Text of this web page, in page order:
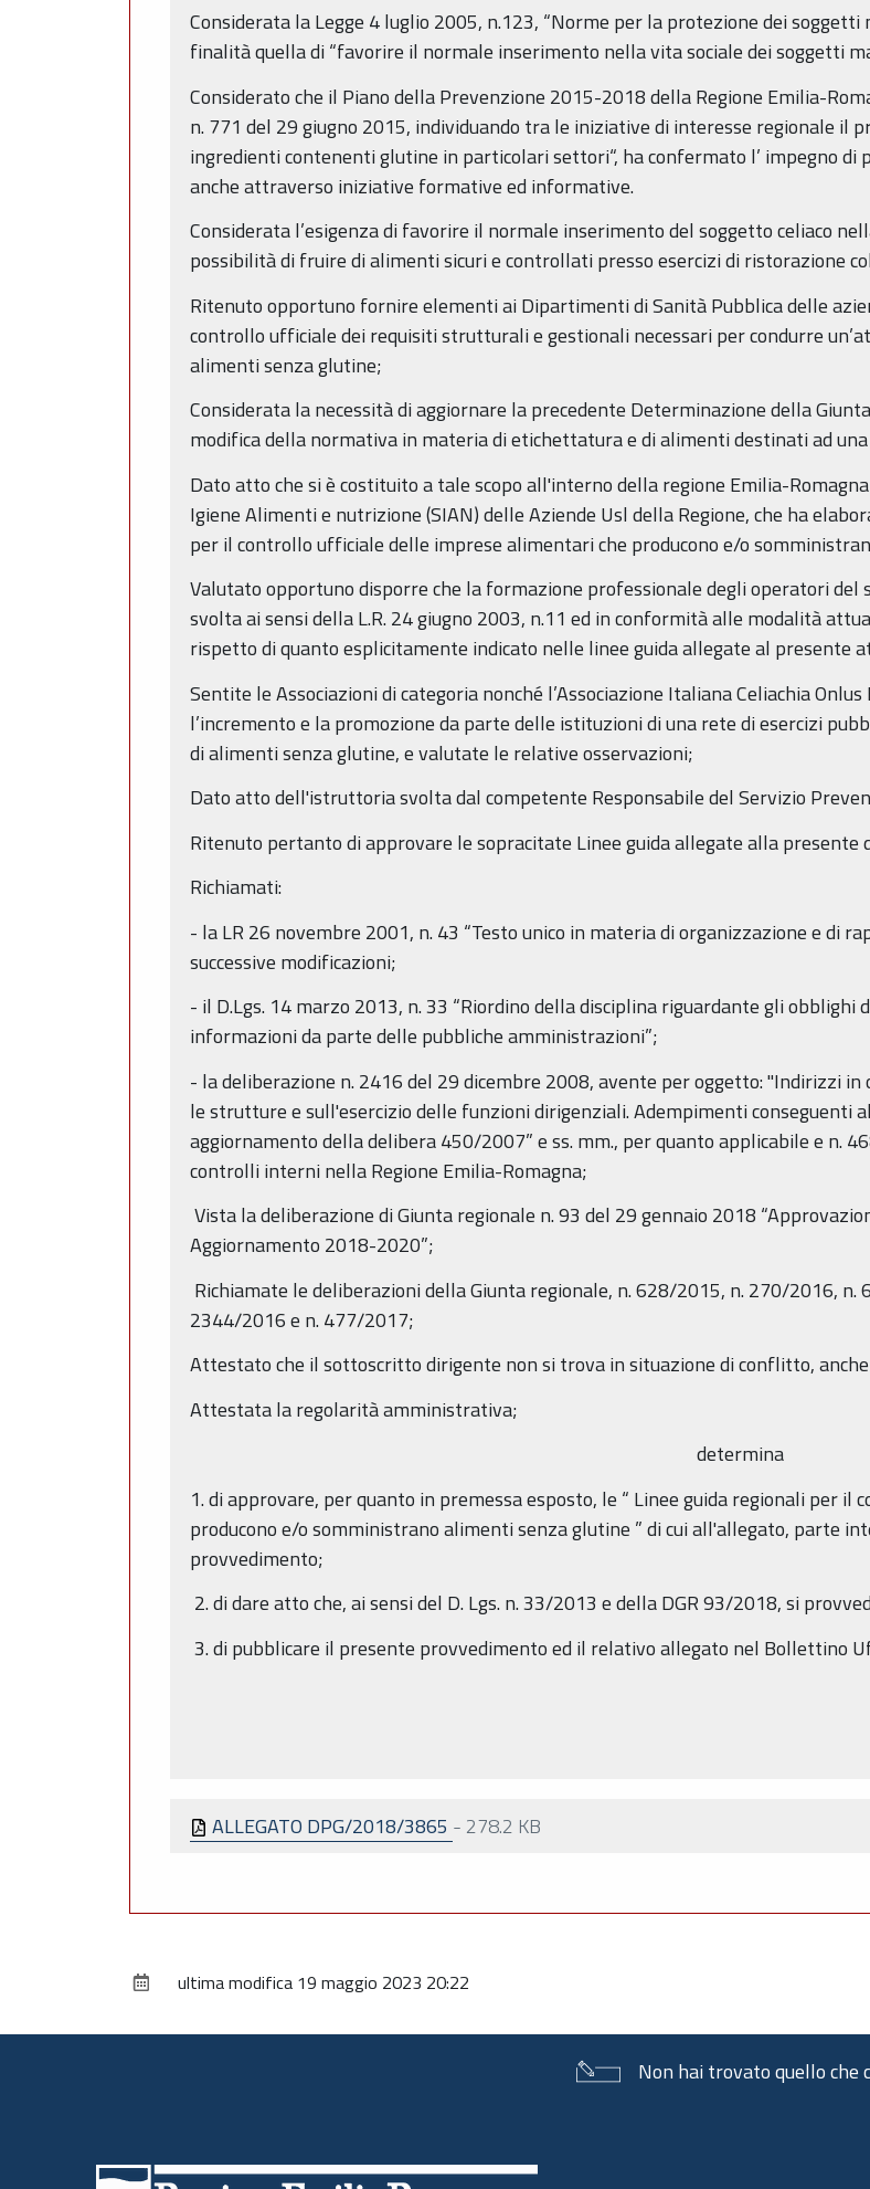
Considerata la Legge 4 luglio 2005, n.123, “Norme per la protezione dei soggetti
finalità quella di “favorire il normale inserimento nella vita sociale dei soggetti
Considerato che il Piano della Prevenzione 2015-2018 della Regione Emilia-
n. 771 del 29 giugno 2015, individuando tra le iniziative di interesse regionale il
ingredienti contenenti glutine in particolari settori“, ha confermato l’ impegno di
anche attraverso iniziative formative ed informative.
Considerata l’esigenza di favorire il normale inserimento del soggetto celiaco
possibilità di fruire di alimenti sicuri e controllati presso esercizi di ristorazione
Ritenuto opportuno fornire elementi ai Dipartimenti di Sanità Pubblica delle
controllo ufficiale dei requisiti strutturali e gestionali necessari per condurre
alimenti senza glutine;
Considerata la necessità di aggiornare la precedente Determinazione della
modifica della normativa in materia di etichettatura e di alimenti destinati ad
Dato atto che si è costituito a tale scopo all'interno della regione Emilia-
Igiene Alimenti e nutrizione (SIAN) delle Aziende Usl della Regione, che ha
per il controllo ufficiale delle imprese alimentari che producono e/o
Valutato opportuno disporre che la formazione professionale degli operatori
svolta ai sensi della L.R. 24 giugno 2003, n.11 ed in conformità alle modalità
rispetto di quanto esplicitamente indicato nelle linee guida allegate al presente
Sentite le Associazioni di categoria nonché l’Associazione Italiana Celiachia
l’incremento e la promozione da parte delle istituzioni di una rete di esercizi
di alimenti senza glutine, e valutate le relative osservazioni;
Dato atto dell'istruttoria svolta dal competente Responsabile del Servizio
Ritenuto pertanto di approvare le sopracitate Linee guida allegate alla
Richiamati:
- la LR 26 novembre 2001, n. 43 “Testo unico in materia di organizzazione e di
successive modificazioni;
- il D.Lgs. 14 marzo 2013, n. 33 “Riordino della disciplina riguardante gli
informazioni da parte delle pubbliche amministrazioni”;
- la deliberazione n. 2416 del 29 dicembre 2008, avente per oggetto: "Indirizzi
le strutture e sull'esercizio delle funzioni dirigenziali. Adempimenti conseguenti
aggiornamento della delibera 450/2007” e ss. mm., per quanto applicabile e n.
controlli interni nella Regione Emilia-Romagna;
Vista la deliberazione di Giunta regionale n. 93 del 29 gennaio 2018
Aggiornamento 2018-2020”;
Richiamate le deliberazioni della Giunta regionale, n. 628/2015, n. 270/2016,
2344/2016 e n. 477/2017;
Attestato che il sottoscritto dirigente non si trova in situazione di conflitto,
Attestata la regolarità amministrativa;
determina
1. di approvare, per quanto in premessa esposto, le “ Linee guida regionali per
producono e/o somministrano alimenti senza glutine ” di cui all'allegato, parte
provvedimento;
2. di dare atto che, ai sensi del D. Lgs. n. 33/2013 e della DGR 93/2018, si
3. di pubblicare il presente provvedimento ed il relativo allegato nel Bollettino
ALLEGATO DPG/2018/3865 - 278.2 KB
ultima modifica 19 maggio 2023 20:22
Non hai trovato quello che